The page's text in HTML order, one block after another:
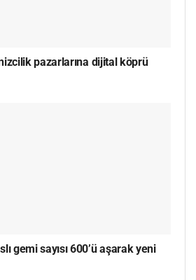
pazarlarına dijital köprü
gemi sayısı 600’ü aşarak yeni